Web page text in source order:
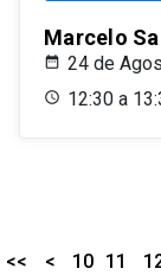
Marcelo
24 de
12:30 a
<< < 10 11